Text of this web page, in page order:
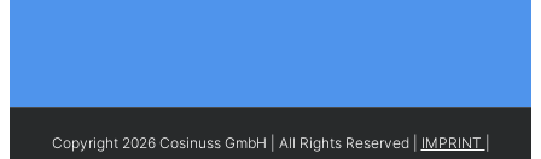
Copyright 2026 Cosinuss GmbH | All Rights Reserved | IMPRINT